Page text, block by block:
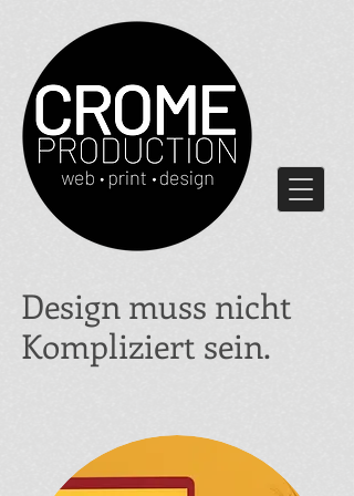
Design muss nicht
Kompliziert sein.